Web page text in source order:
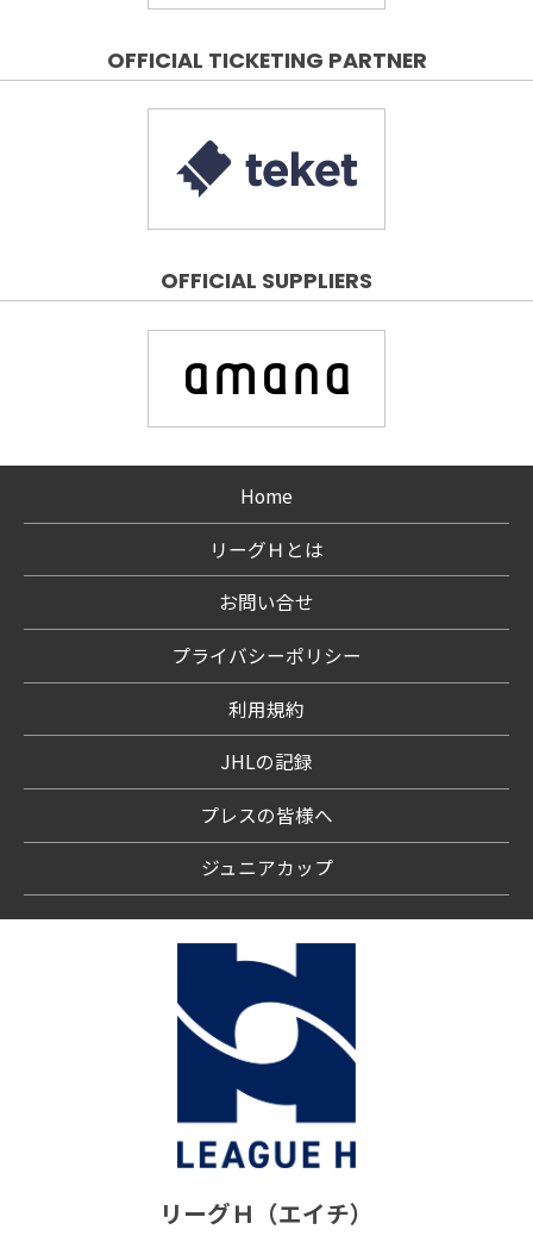
OFFICIAL TICKETING PARTNER
OFFICIAL SUPPLIERS
Home
リーグＨとは
お問い合せ
プライバシーポリシー
利用規約
JHLの記録
プレスの皆様へ
ジュニアカップ
リーグＨ（エイチ）